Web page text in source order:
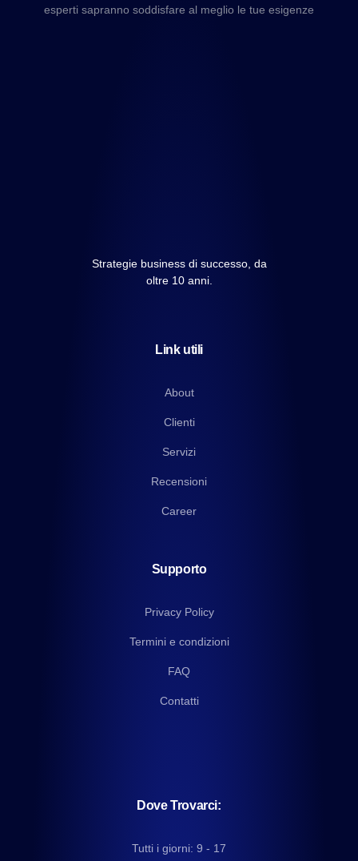
esperti sapranno soddisfare al meglio le tue esigenze
Strategie business di successo, da
oltre 10 anni.
Link utili
About
Clienti
Servizi
Recensioni
Career
Supporto
Privacy Policy
Termini e condizioni
FAQ
Contatti
Dove Trovarci:
Tutti i giorni: 9 - 17